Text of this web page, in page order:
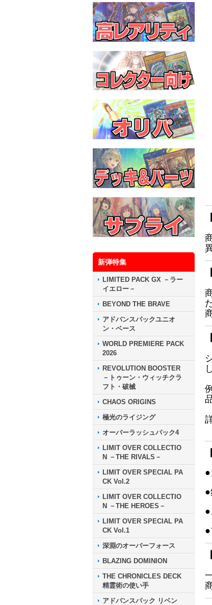
新弾特集
LIMITED PACK GX －ラー
イエロー－
BEYOND THE BRAVE
アドバンスパックユニオ
ン・ベース
WORLD PREMIERE PACK
2026
REVOLUTION BOOSTER
－トゥーン・ウィッチクラ
フト・破械
CHAOS ORIGINS
極光のライジング
オーバーラッシュパック4
LIMIT OVER COLLECTIO
N －THE RIVALS－
LIMIT OVER SPECIAL PA
CK Vol.2
LIMIT OVER COLLECTIO
N －THE HEROES－
LIMIT OVER SPECIAL PA
CK Vol.1
深淵のオーバーフォース
BLAZING DOMINION
THE CHRONICLES DECK
精霊術の使い手
アドバンスパック リベン